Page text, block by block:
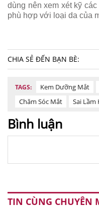
dùng nên xem xét kỹ
phù hợp với loại da của
CHIA SẺ ĐẾN BẠN BÈ:
TAGS: Kem Dưỡng Mắt
Chăm Sóc Mắt
Sai Lầm
Bình luận
TIN CÙNG CHUYÊN